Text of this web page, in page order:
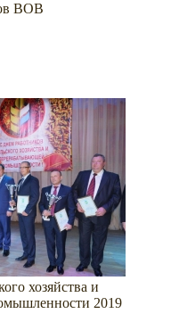
ВОВ
хозяйства и
2019